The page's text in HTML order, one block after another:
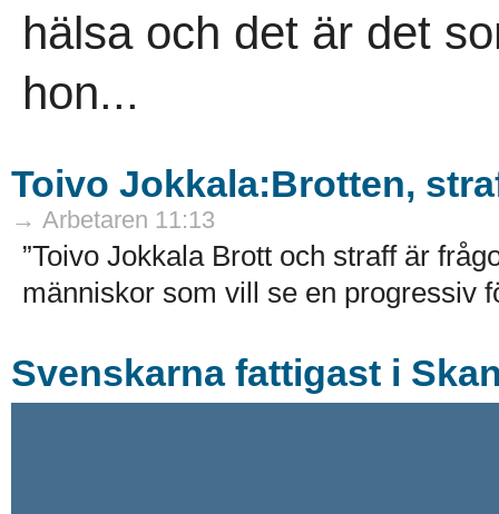
hälsa och det är det
hon...
Toivo Jokkala:Brotten,
→ Arbetaren 11:13
”Toivo Jokkala Brott och straff är
människor som vill se en progressiv
Svenskarna fattigast i